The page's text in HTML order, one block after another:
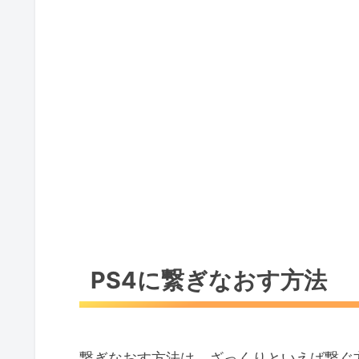
PS4に繋ぎなおす方法